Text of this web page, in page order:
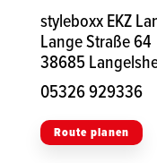
styleboxx EKZ
Lange Straße 64
38685
05326 929336
Route planen